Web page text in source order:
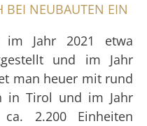
BEI NEUBAUTEN EIN
im Jahr 2021 etwa
und im Jahr
man heuer mit rund
in Tirol und im Jahr
2.200 Einheiten